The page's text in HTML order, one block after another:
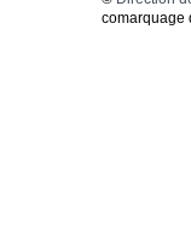
comarquage